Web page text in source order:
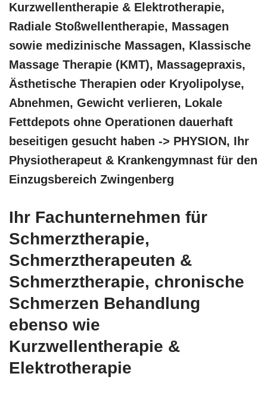
Kurzwellentherapie & Elektrotherapie,
Radiale Stoßwellentherapie, Massagen
sowie medizinische Massagen, Klassische
Massage Therapie (KMT), Massagepraxis,
Ästhetische Therapien oder Kryolipolyse,
Abnehmen, Gewicht verlieren, Lokale
Fettdepots ohne Operationen dauerhaft
beseitigen gesucht haben -> PHYSION, Ihr
Physiotherapeut & Krankengymnast für den
Einzugsbereich Zwingenberg
Ihr Fachunternehmen für
Schmerztherapie,
Schmerztherapeuten &
Schmerztherapie, chronische
Schmerzen Behandlung
ebenso wie
Kurzwellentherapie &
Elektrotherapie